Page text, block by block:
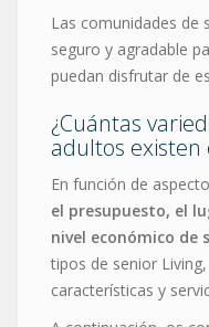
Las comunidades de
seguro y agradable
puedan disfrutar de
¿Cuántas
adultos existen
En función de
el presupuesto, el
nivel económico de
tipos de senior
características y